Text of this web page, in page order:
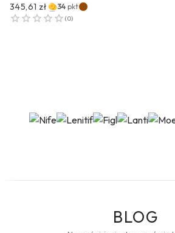
345,61 zł 34 pkt
(0)
BLOG